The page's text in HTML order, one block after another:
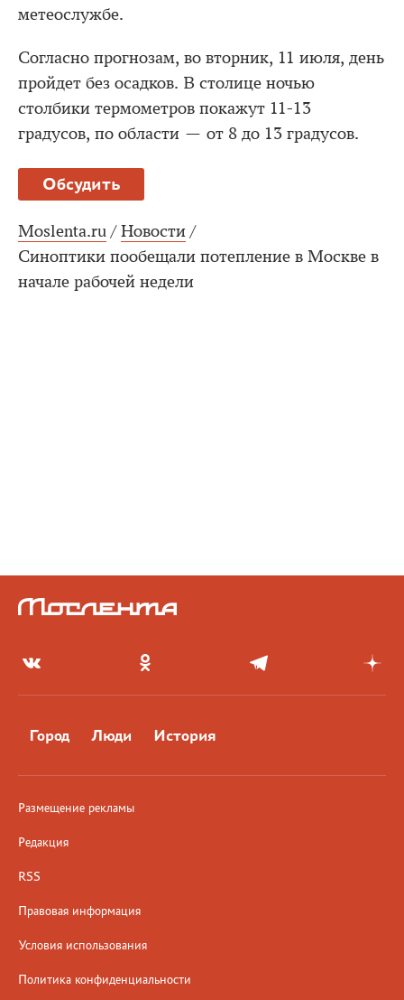
метеослужбе.
Согласно прогнозам, во вторник, 11 июля, день
пройдет без осадков. В столице ночью
столбики термометров покажут 11-13
градусов, по области — от 8 до 13 градусов.
Обсудить
Moslenta.ru / Новости /
Синоптики пообещали потепление в Москве в
начале рабочей недели
Город Люди История
Размещение рекламы
Редакция
RSS
Правовая информация
Условия использования
Политика конфиденциальности